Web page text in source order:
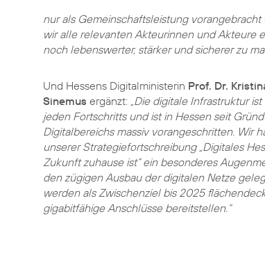
nur als Gemeinschaftsleistung
wir alle relevanten Akteurinnen und Akteure
noch lebenswerter, stärker und sicherer zu
Und Hessens Digitalministerin Prof. Dr.
Sinemus ergänzt: „Die digitale Infrastruktur ist
jeden Fortschritts und ist in Hessen seit
Digitalbereichs massiv vorangeschritten. Wir
unserer Strategiefortschreibung „Digitales
Zukunft zuhause ist“ ein besonderes
den zügigen Ausbau der digitalen Netze
werden als Zwischenziel bis 2025
gigabitfähige Anschlüsse bereitstellen.“